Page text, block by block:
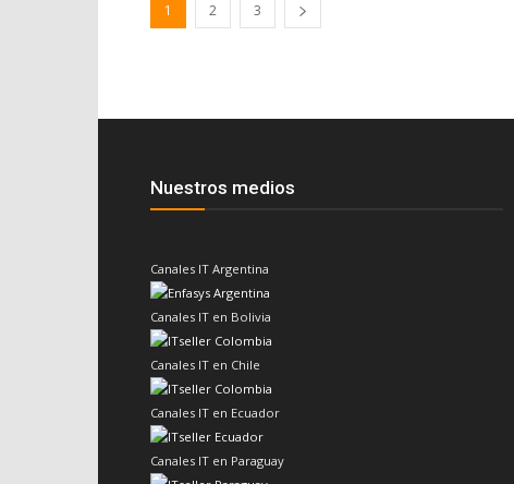
1 2 3
Nuestros medios
Canales IT Argentina
Canales IT en Bolivia
Canales IT en Chile
Canales IT en Ecuador
Canales IT en Paraguay